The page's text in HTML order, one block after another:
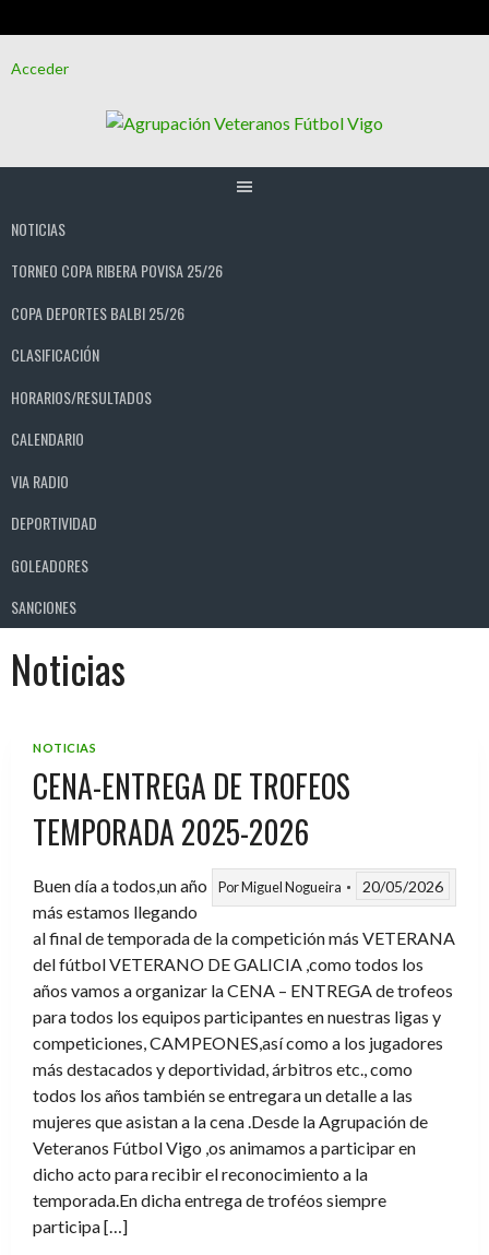
alAcceder
NOTICIAS
TORNEO COPA RIBERA POVISA 25/26
COPA DEPORTES BALBI 25/26
CLASIFICACIÓN
HORARIOS/RESULTADOS
CALENDARIO
VIA RADIO
DEPORTIVIDAD
GOLEADORES
SANCIONES
Noticias
NOTICIAS
CENA-ENTREGA DE TROFEOS
TEMPORADA 2025-2026
PorMiguel Nogueira 20/05/2026
Buen día a todos,un año
más estamos llegando
al final de temporada de la competición más VETERANA
del fútbol VETERANO DE GALICIA ,como todos los
años vamos a organizar la CENA – ENTREGA de trofeos
para todos los equipos participantes en nuestras ligas y
competiciones, CAMPEONES,así como a los jugadores
más destacados y deportividad, árbitros etc., como
todos los años también se entregara un detalle a las
mujeres que asistan a la cena .Desde la Agrupación de
Veteranos Fútbol Vigo ,os animamos a participar en
dicho acto para recibir el reconocimiento a la
temporada.En dicha entrega de troféos siempre
participa […]